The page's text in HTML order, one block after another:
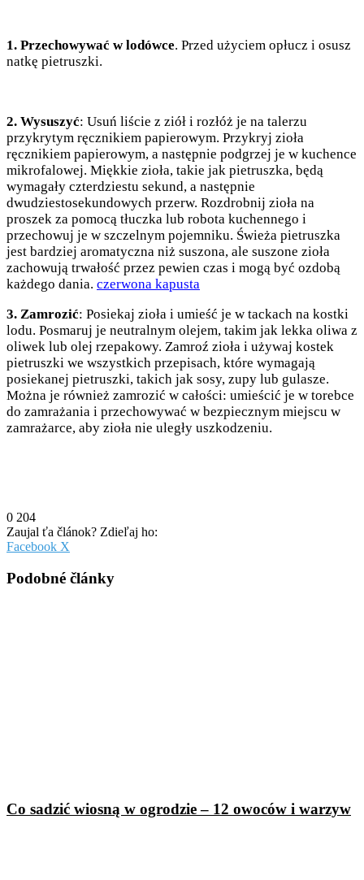
1. Przechowywać w lodówce. Przed użyciem opłucz i osusz
natkę pietruszki.
2. Wysuszyć: Usuń liście z ziół i rozłóż je na talerzu
przykrytym ręcznikiem papierowym. Przykryj zioła
ręcznikiem papierowym, a następnie podgrzej je w kuchence
mikrofalowej. Miękkie zioła, takie jak pietruszka, będą
wymagały czterdziestu sekund, a następnie
dwudziestosekundowych przerw. Rozdrobnij zioła na
proszek za pomocą tłuczka lub robota kuchennego i
przechowuj je w szczelnym pojemniku. Świeża pietruszka
jest bardziej aromatyczna niż suszona, ale suszone zioła
zachowują trwałość przez pewien czas i mogą być ozdobą
każdego dania. czerwona kapusta
3. Zamrozić: Posiekaj zioła i umieść je w tackach na kostki
lodu. Posmaruj je neutralnym olejem, takim jak lekka oliwa z
oliwek lub olej rzepakowy. Zamroź zioła i używaj kostek
pietruszki we wszystkich przepisach, które wymagają
posiekanej pietruszki, takich jak sosy, zupy lub gulasze.
Można je również zamrozić w całości: umieścić je w torebce
do zamrażania i przechowywać w bezpiecznym miejscu w
zamrażarce, aby zioła nie uległy uszkodzeniu.
0 204
Zaujal ťa článok? Zdieľaj ho:
Facebook X
Email
Podobné články
Co sadzić wiosną w ogrodzie – 12 owoców i warzyw